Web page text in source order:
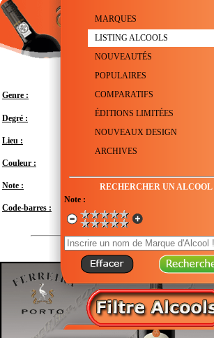
MARQUES
LISTING ALCOOLS
NOUVEAUTÉS
POPULAIRES
COMPARATIFS
ÉDITIONS LIMITÉES
NOUVEAUX DESIGN
ARCHIVES
RECHERCHER UN ALCOOL
Note :
Genre : Porto rouge
Degré : 19.5°
Lieu :
Couleur :
Note : En attente de test
Code-barres : 5601007001011